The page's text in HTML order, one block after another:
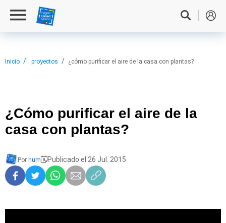
Inicio proyectos ¿cómo purificar el aire de la casa con plantas?
¿Cómo purificar el aire de la
casa con plantas?
Por hum Publicado el 26 Jul. 2015